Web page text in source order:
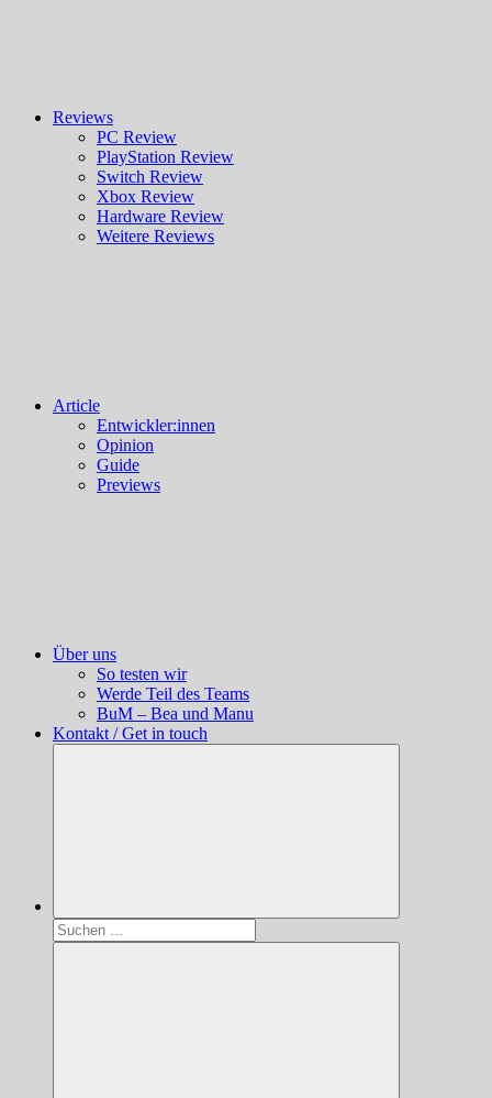
Reviews
PC Review
PlayStation Review
Switch Review
Xbox Review
Hardware Review
Weitere Reviews
Article
Entwickler:innen
Opinion
Guide
Previews
Über uns
So testen wir
Werde Teil des Teams
BuM – Bea und Manu
Kontakt / Get in touch
Suchen
nach: